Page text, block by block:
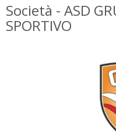
Società - ASD
SPORTIVO